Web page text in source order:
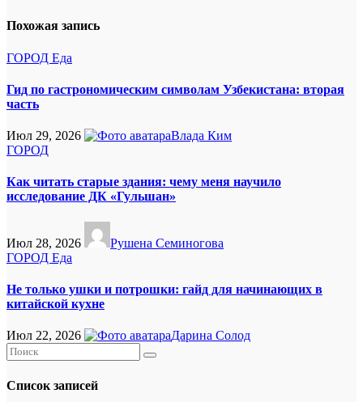
Похожая запись
ГОРОД Еда
Гид по гастрономическим символам Узбекистана: вторая
часть
Июл 29, 2026
Влада Ким
ГОРОД
Как читать старые здания: чему меня научило
исследование ДК «Гульшан»
Июл 28, 2026
Рушена Семиногова
ГОРОД Еда
Не только ушки и потрошки: гайд для начинающих в
китайской кухне
Июл 22, 2026 Дарина Солод
Список записей